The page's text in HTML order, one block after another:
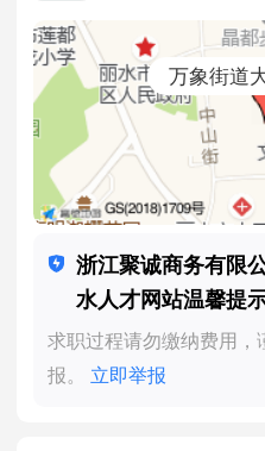
万象街道
浙江聚诚商务有限
水人才网站温馨提
求职过程请勿缴纳费用
报。 立即举报